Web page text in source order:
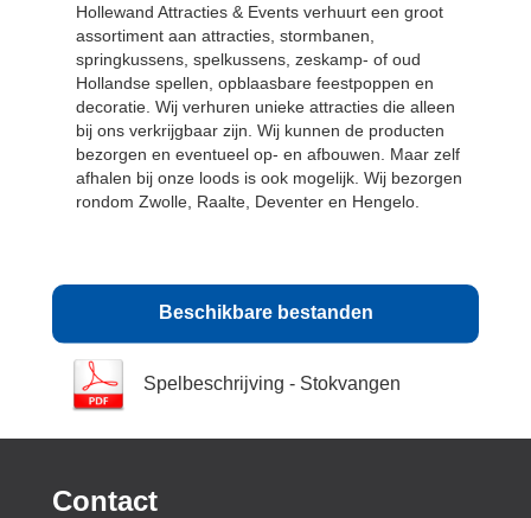
Hollewand Attracties & Events verhuurt een groot
assortiment aan attracties, stormbanen,
springkussens, spelkussens, zeskamp- of oud
Hollandse spellen, opblaasbare feestpoppen en
decoratie. Wij verhuren unieke attracties die alleen
bij ons verkrijgbaar zijn. Wij kunnen de producten
bezorgen en eventueel op- en afbouwen. Maar zelf
afhalen bij onze loods is ook mogelijk. Wij bezorgen
rondom Zwolle, Raalte, Deventer en Hengelo.
Beschikbare bestanden
Spelbeschrijving - Stokvangen
Contact